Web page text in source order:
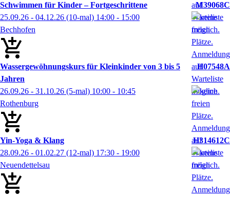
Schwimmen für Kinder – Fortgeschrittene
M39068C
25.09.26 - 04.12.26 (10-mal) 14:00 - 15:00
Bechhofen
Wassergewöhnungskurs für Kleinkinder von 3 bis 5
Jahren
H07548A
26.09.26 - 31.10.26 (5-mal) 10:00 - 10:45
Rothenburg
Yin-Yoga & Klang
H314612C
28.09.26 - 01.02.27 (12-mal) 17:30 - 19:00
Neuendettelsau